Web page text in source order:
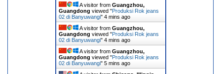
A visitor from Guangzhou,
Guangdong viewed "Produksi Rok jeans
02 di Banyuwangi" 4 mins ago
A visitor from Guangzhou,
Guangdong viewed "Produksi Rok jeans
02 di Banyuwangi" 4 mins ago
A visitor from Guangzhou,
Guangdong viewed "Produksi Rok jeans
02 di Banyuwangi" 5 mins ago